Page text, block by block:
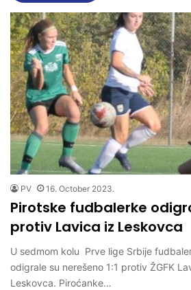
PV 16. October 2023.
Pirotske fudbalerke
protiv Lavica iz Leskovca
U sedmom kolu Prve lige Srbije
odigrale su nerešeno 1:1 protiv ŽGFK
Leskovca. Piroćanke…